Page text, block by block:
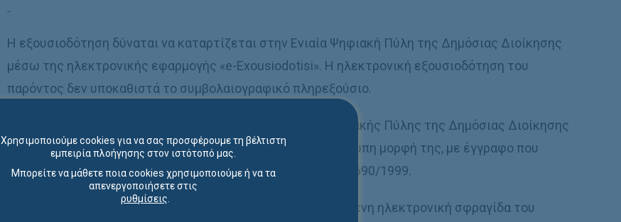
Η εξουσιοδότηση δύναται να καταρτίζεται στην Ενιαία Ψηφιακή Πύλη της Δημόσιας Διοίκησης
μέσω της ηλεκτρονικής εφαρμογής «e-Exousiodotisi». Η ηλεκτρονική εξουσιοδότηση του
παρόντος δεν υποκαθιστά το συμβολαιογραφικό πληρεξούσιο.
Η εξουσιοδότηση που συντάσσεται μέσω της Ενιαίας Ψηφιακής Πύλης της Δημόσιας Διοίκησης
έχει την ίδια ισχύ, τόσο στην ηλεκτρονική όσο και στην έντυπη μορφή της, με έγγραφο που
φέρει βεβαίωση γνήσιου υπογραφής του άρθρου 11 του ν. 2690/1999.
Η ημερομηνία που αναγράφεται στην προηγμένη ή εγκεκριμένη ηλεκτρονική σφραγίδα του
Χρησιμοποιούμε cookies για να σας προσφέρουμε τη βέλτιστη
εμπειρία πλοήγησης στον ιστότοπό μας.
Μπορείτε να μάθετε ποια cookies χρησιμοποιούμε ή να τα
απενεργοποιήσετε στις
ρυθμίσεις